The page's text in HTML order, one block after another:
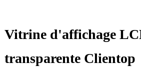
Vitrine d'affichage
transparente Clientop